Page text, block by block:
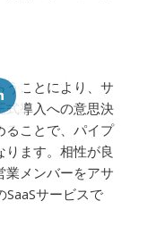
うことにより、サ
式導入への意思決
ることで、パイプ
ります。相性が良
業メンバーをアサ
サービスで